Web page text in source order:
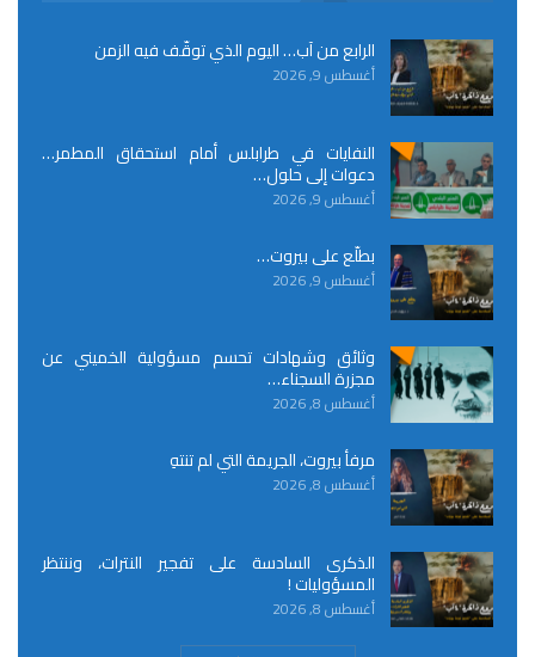
الرابع من آب… اليوم الذي توقّف فيه الزمن
أغسطس 9, 2026
النفايات في طرابلس أمام استحقاق المطمر…
دعوات إلى حلول…
أغسطس 9, 2026
بطلّع على بيروت…
أغسطس 9, 2026
وثائق وشهادات تحسم مسؤولية الخميني عن
مجزرة السجناء…
أغسطس 8, 2026
مرفأ بيروت، الجريمة التي لم تنتهِ
أغسطس 8, 2026
الذكرى السادسة على تفجير النترات، وننتظر
المسؤوليات !
أغسطس 8, 2026